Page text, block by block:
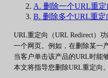
A. 删除一个URL重定
B. 删除多个URL重定
URL重定向（URL Redirect）
一个网页。例如，在删除某一
当客户单击该产品的URL时能
本文将指导您删除URL重定向。